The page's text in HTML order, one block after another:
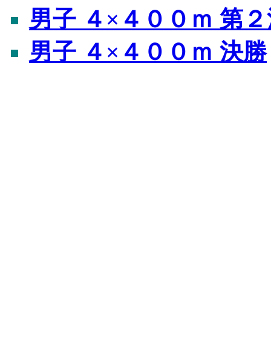
男子 ４×４００ｍ 第
男子 ４×４００ｍ 決勝